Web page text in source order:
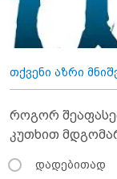
თქვენი აზრი
როგორ
კუთხით
დადებითად